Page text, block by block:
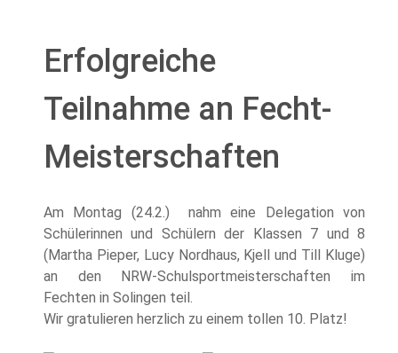
Erfolgreiche
Teilnahme an Fecht-
Meisterschaften
Am Montag (24.2.) nahm eine Delegation von
Schülerinnen und Schülern der Klassen 7 und 8
(Martha Pieper, Lucy Nordhaus, Kjell und Till Kluge)
an den NRW-Schulsportmeisterschaften im
Fechten in Solingen teil.
Wir gratulieren herzlich zu einem tollen 10. Platz!